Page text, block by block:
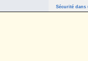
Sécurité